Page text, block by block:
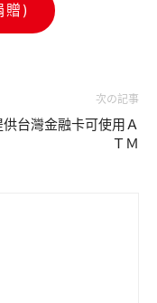
贈)
次の記事
台灣金融卡可使用Ａ
ＴＭ